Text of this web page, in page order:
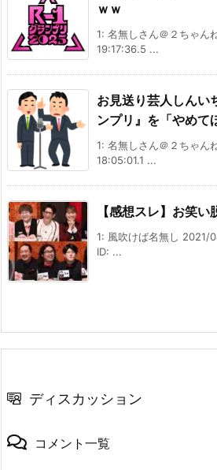
ｗｗ
1: 名無しさん＠２ちゃ
19:17:36.5 ...
お見送り芸人しんい
ンプリ』を「やめ
1: 名無しさん＠２ちゃん
18:05:01.1 ...
【感想スレ】お笑
1: 風吹けば名無し
ID: ...
ディスカッション
コメント一覧